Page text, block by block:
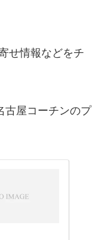
せ情報などをチ
古屋コーチンのプ